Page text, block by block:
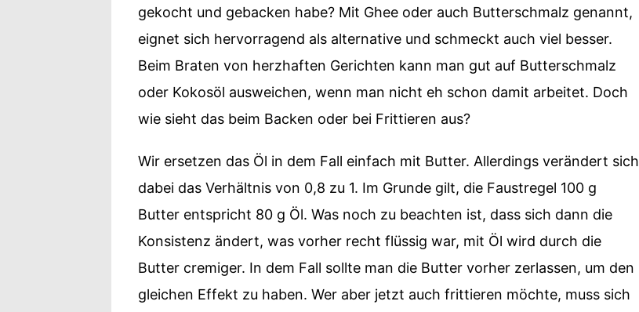
gekocht und gebacken habe? Mit Ghee oder auch Butterschmalz genannt,
eignet sich hervorragend als alternative und schmeckt auch viel besser.
Beim Braten von herzhaften Gerichten kann man gut auf Butterschmalz
oder Kokosöl ausweichen, wenn man nicht eh schon damit arbeitet. Doch
wie sieht das beim Backen oder bei Frittieren aus?
Wir ersetzen das Öl in dem Fall einfach mit Butter. Allerdings verändert sich
dabei das Verhältnis von 0,8 zu 1. Im Grunde gilt, die Faustregel 100 g
Butter entspricht 80 g Öl. Was noch zu beachten ist, dass sich dann die
Konsistenz ändert, was vorher recht flüssig war, mit Öl wird durch die
Butter cremiger. In dem Fall sollte man die Butter vorher zerlassen, um den
gleichen Effekt zu haben. Wer aber jetzt auch frittieren möchte, muss sich